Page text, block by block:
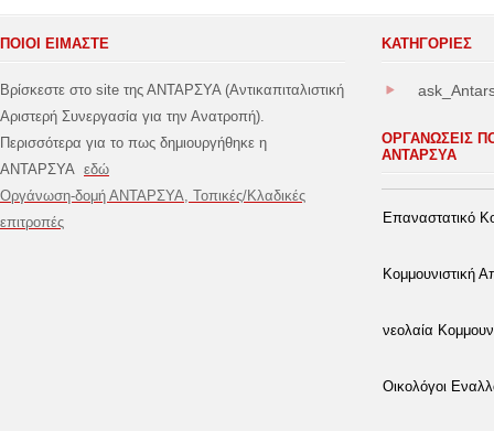
ΠΟΙΟΙ ΕΙΜΑΣΤΕ
Βρίσκεστε στο site της ΑΝΤΑΡΣΥΑ (Αντικαπιταλιστική
Αριστερή Συνεργασία για την Ανατροπή).
Περισσότερα για το πως δημιουργήθηκε η
ΑΝΤΑΡΣΥΑ εδώ
Οργάνωση-δομή ΑΝΤΑΡΣΥΑ, Τοπικές/Κλαδικές
επιτροπές
ΚΑΤΗΓΟΡΊΕΣ
ΟΡΓΑΝΩΣΕΙΣ
ΑΝΤΑΡΣΥΑ
Επαναστατικό
Κομμουνιστική
νεολαία
Οικολόγοι